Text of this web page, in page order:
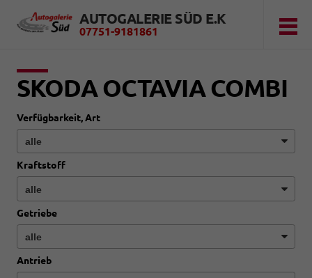
AUTOGALERIE SÜD E.K
07751-9181861
SKODA OCTAVIA COMBI
Verfügbarkeit, Art
Kraftstoff
Getriebe
Antrieb